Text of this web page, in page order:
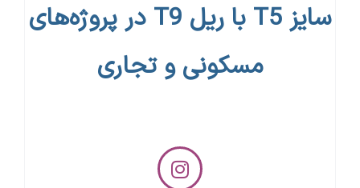
سایز T5 با ریل T9 در پروژه‌های
مسکونی و تجاری